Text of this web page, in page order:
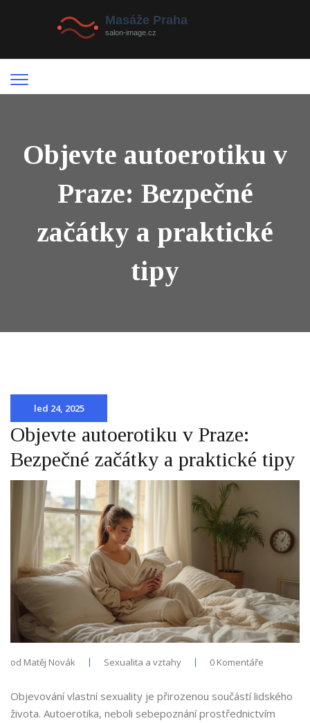
Objevte autoerotiku v
Praze: Bezpečné
začátky a praktické
tipy
led 24, 2025
Objevte autoerotiku v Praze:
Bezpečné začátky a praktické tipy
od Matěj Novák Sexualita a vztahy 0 Komentáře
Objevování vlastní sexuality je přirozenou součástí lidského
života. Autoerotika, neboli sebepoznání prostřednictvím